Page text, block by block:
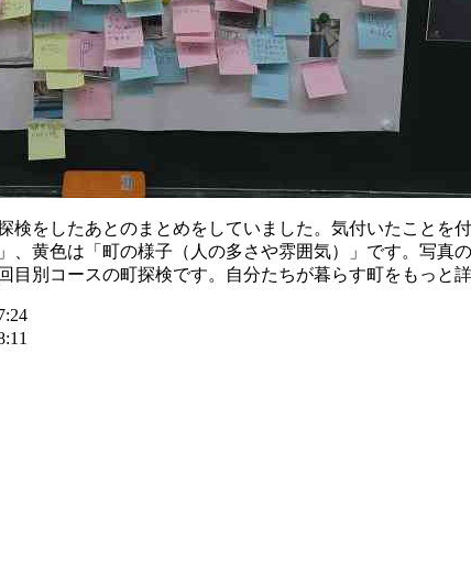
検をしたあとのまとめをしていました。気付いたこと
、黄色は「町の様子（人の多さや雰囲気）」です。写真
目別コースの町探検です。自分たちが暮らす町をもっと